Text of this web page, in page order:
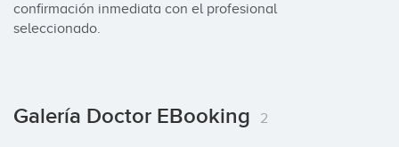
confirmación inmediata con el profesional
seleccionado.
Galería Doctor EBooking 2